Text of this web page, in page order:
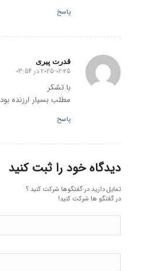
پاسخ
قدرت پیری
گفته:
2025-02-25 در 03:54
با تشکر
مطلب بسیار ارزنده بود
پاسخ
دیدگاه خود را ثبت کنید
تمایل دارید در گفتگوها شرکت کنید ؟
در گفتگو ها شرکت کنید!